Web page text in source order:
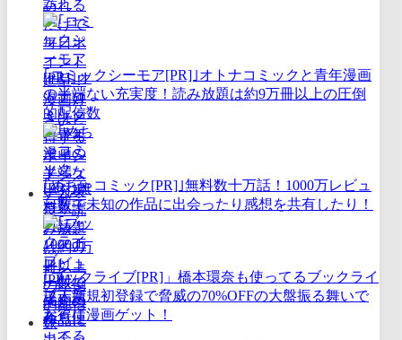
｢コミックシーモア[PR]｣オトナコミックと青年漫画
の半端ない充実度！読み放題は約9万冊以上の圧倒
的配信数
｢めちゃコミック[PR]｣無料数十万話！1000万レビュ
ー数で未知の作品に出会ったり感想を共有したり！
｢ブックライブ[PR]」橋本環奈も使ってるブックライ
ブ！新規初登録で脅威の70%OFFの大盤振る舞いで
お得に漫画ゲット！